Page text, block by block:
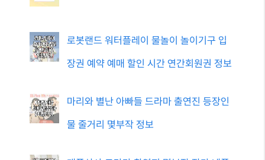
로봇랜드 워터플레이 물놀이 놀이기구 입
장권 예약 예매 할인 시간 연간회원권 정보
마리와 별난 아빠들 드라마 출연진 등장인
물 줄거리 몇부작 정보